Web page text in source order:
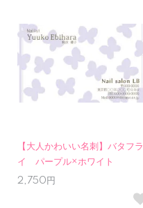
【大人かわいい名刺】バタフラ
イ パープル×ホワイト
2,750円